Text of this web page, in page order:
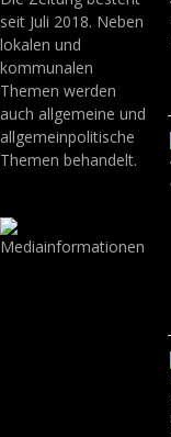
seit Juli 2018. Neben
lokalen und
kommunalen
Themen werden
auch allgemeine und
allgemeinpolitische
Themen behandelt.